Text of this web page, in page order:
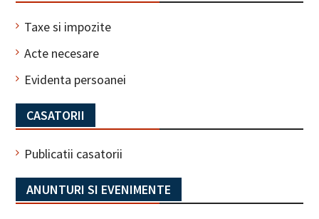
Taxe si impozite
Acte necesare
Evidenta persoanei
CASATORII
Publicatii casatorii
ANUNTURI SI EVENIMENTE